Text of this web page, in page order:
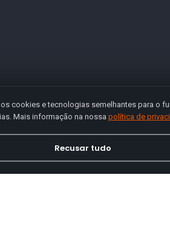
cookies e tecnologias semelhantes para o
Mais informação na nossa política de
Recusar tudo